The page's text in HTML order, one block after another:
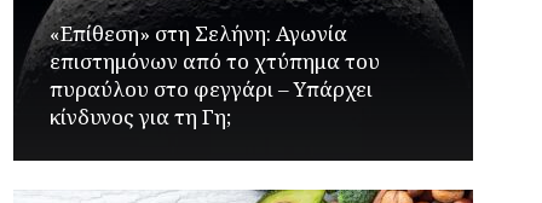
«Επίθεση» στη Σελήνη: Αγωνία
επιστημόνων από το χτύπημα του
πυραύλου στο φεγγάρι – Υπάρχει
κίνδυνος για τη Γη;